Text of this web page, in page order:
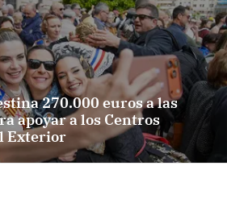
270.000 euros a las
apoyar a los Centros
Exterior